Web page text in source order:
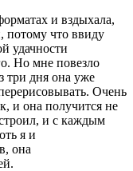
и вздыхала,
потому что ввиду
удачности
Но мне повезло
три дня она уже
Очень
и она получится не
и с каждым
я и
она